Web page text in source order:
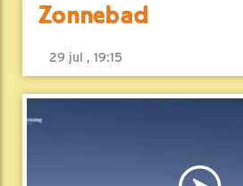
Zonnebad
29 jul , 19:15